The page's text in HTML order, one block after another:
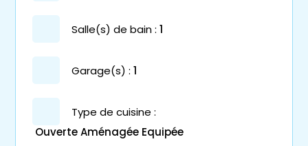
salle(s) de bain : 1
garage(s) : 1
Type de cuisine :
Ouverte Aménagée Equipée